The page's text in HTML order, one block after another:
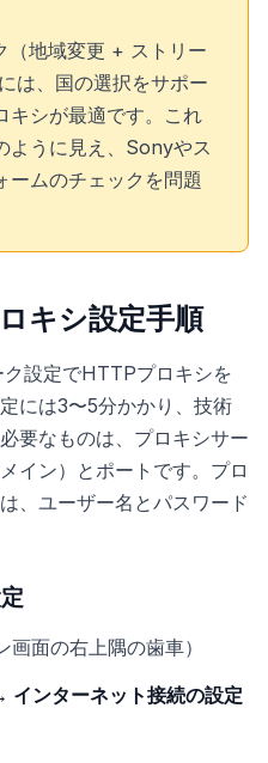
（地域変更 + ストリー
は、国の選択をサポー
キシが最適です。これ
ように見え、Sonyやス
ームのチェックを問題
キシ設定手順
設定でHTTPプロキシを
には3〜5分かかり、技術
要なものは、プロキシサー
イン）とポートです。プロ
、ユーザー名とパスワード
面の右上隅の歯車）
ンターネット接続の設定